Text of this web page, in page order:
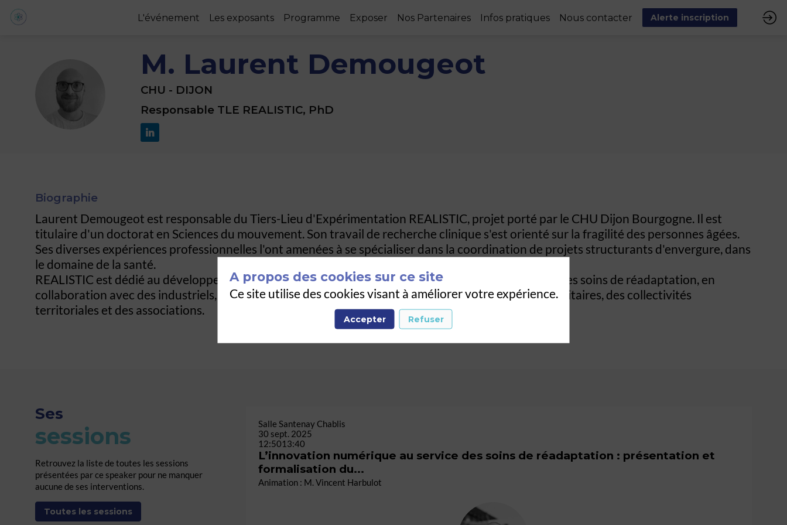
L'événement Les exposants Programme Exposer Nos Partenaires Infos pratiques Nous contacter Alerte inscription
MLD
M. Laurent Demougeot
CHU - DIJON
Responsable TLE REALISTIC, PhD
Biographie
Laurent Demougeot est responsable du Tiers-Lieu d'Expérimentation REALISTIC, projet porté par le CHU Dijon Bourgogne. Il est
titulaire d'un doctorat en Sciences du mouvement. Son travail de recherche clinique s'est orienté sur la fragilité des personnes âgées.
Ses diverses expériences professionnelles l'ont amenées à se spécialiser dans la coordination de projets structurants d'envergure, dans
le domaine de la santé.
REALISTIC est dédié au développement et à l'expérimentation de solutions numériques au service des soins de réadaptation, en
collaboration avec des industriels, des académiques, des établissements de santé, des structures sanitaires, des collectivités
territoriales et des associations.
Ses
sessions
Retrouvez la liste de toutes les sessions
présentées par ce speaker pour ne manquer
aucune de ses interventions.
Toutes les sessions
Salle Santenay Chablis
30 sept. 2025
12:5013:40
L’innovation numérique au service des soins de réadaptation : présentation et
formalisation du...
Animation : M. Vincent Harbulot
A propos des cookies sur ce site
Ce site utilise des cookies visant à améliorer votre expérience.
Accepter Refuser